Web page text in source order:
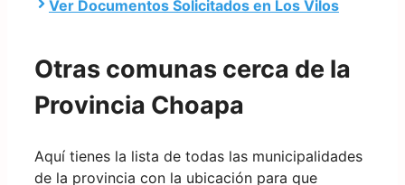
Ver Documentos Solicitados en Los Vilos
Otras comunas cerca de la
Provincia Choapa
Aquí tienes la lista de todas las municipalidades
de la provincia con la ubicación para que